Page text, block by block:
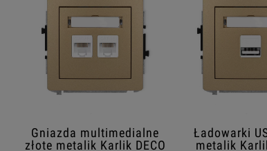
Gniazda multimedialne
złote metalik Karlik DECO
Ładowarki
metalik